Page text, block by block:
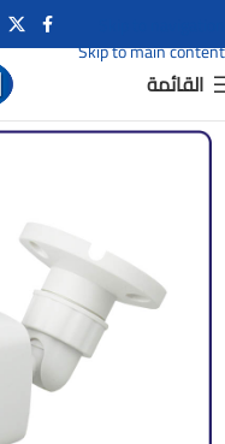
Skip to main content
القائمة